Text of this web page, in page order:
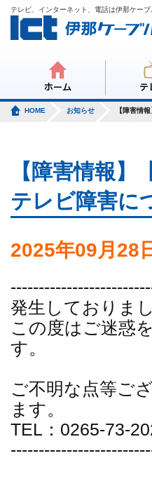
テレビ、インターネット、電話は伊那ケーブ
ホーム テ
HOME お知らせ 【障害情
【障害情報
テレビ障害に
2025年09月28
発生しておりま
この度はご迷惑
す。
ご不明な点等ご
ます。
TEL：0265-73-